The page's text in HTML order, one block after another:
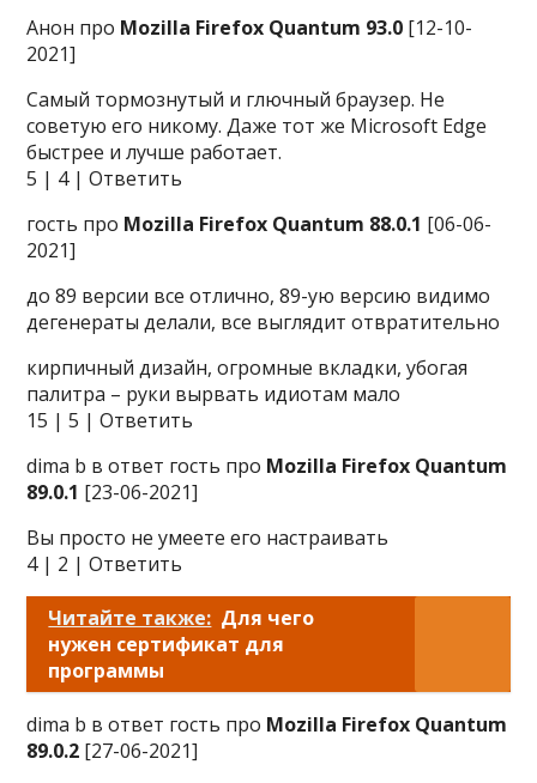
Анон про Mozilla Firefox Quantum 93.0 [12-10-
2021]
Самый тормознутый и глючный браузер. Не
советую его никому. Даже тот же Microsoft Edge
быстрее и лучше работает.
5 | 4 | Ответить
гость про Mozilla Firefox Quantum 88.0.1 [06-06-
2021]
до 89 версии все отлично, 89-ую версию видимо
дегенераты делали, все выглядит отвратительно
кирпичный дизайн, огромные вкладки, убогая
палитра – руки вырвать идиотам мало
15 | 5 | Ответить
dima b в ответ гость про Mozilla Firefox Quantum
89.0.1 [23-06-2021]
Вы просто не умеете его настраивать
4 | 2 | Ответить
Читайте также: Для чего
нужен сертификат для
программы
dima b в ответ гость про Mozilla Firefox Quantum
89.0.2 [27-06-2021]